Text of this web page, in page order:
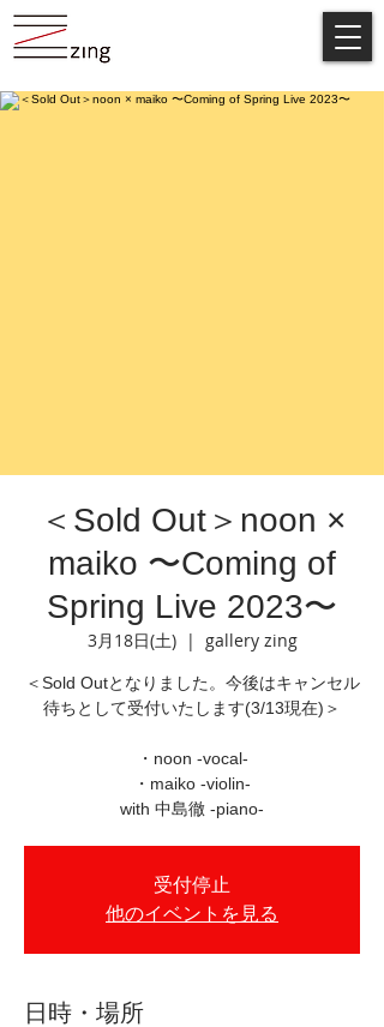
＜Sold Out＞noon ×
maiko 〜Coming of
Spring Live 2023〜
3月18日(土)
  |
gallery zing
＜Sold Outとなりました。今後はキャンセル
待ちとして受付いたします(3/13現在)＞
・noon -vocal-
・maiko -violin-
with 中島徹 -piano-
受付停止
他のイベントを見る
日時・場所